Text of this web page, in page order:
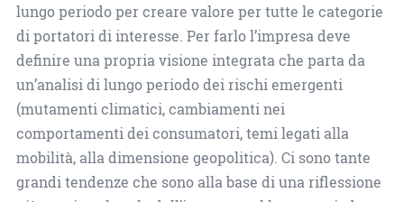
lungo periodo per creare valore per tutte le categorie
di portatori di interesse. Per farlo l’impresa deve
definire una propria visione integrata che parta da
un’analisi di lungo periodo dei rischi emergenti
(mutamenti climatici, cambiamenti nei
comportamenti dei consumatori, temi legati alla
mobilità, alla dimensione geopolitica). Ci sono tante
grandi tendenze che sono alla base di una riflessione